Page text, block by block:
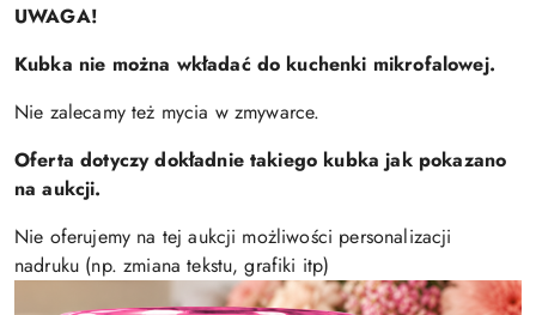
UWAGA!
Kubka nie można wkładać do kuchenki mikrofalowej.
Nie zalecamy też mycia w zmywarce.
Oferta dotyczy dokładnie takiego kubka jak pokazano
na aukcji.
Nie oferujemy na tej aukcji możliwości personalizacji
nadruku (np. zmiana tekstu, grafiki itp)